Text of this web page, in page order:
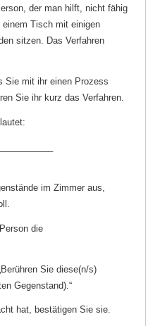
der man hilft, nicht fähig
Tisch mit einigen
sitzen. Das Verfahren
Sie mit ihr einen Prozess
Sie ihr kurz das Verfahren.
im Zimmer aus,
die
Sie diese(n/s)
Gegenstand).“
hat, bestätigen Sie sie.